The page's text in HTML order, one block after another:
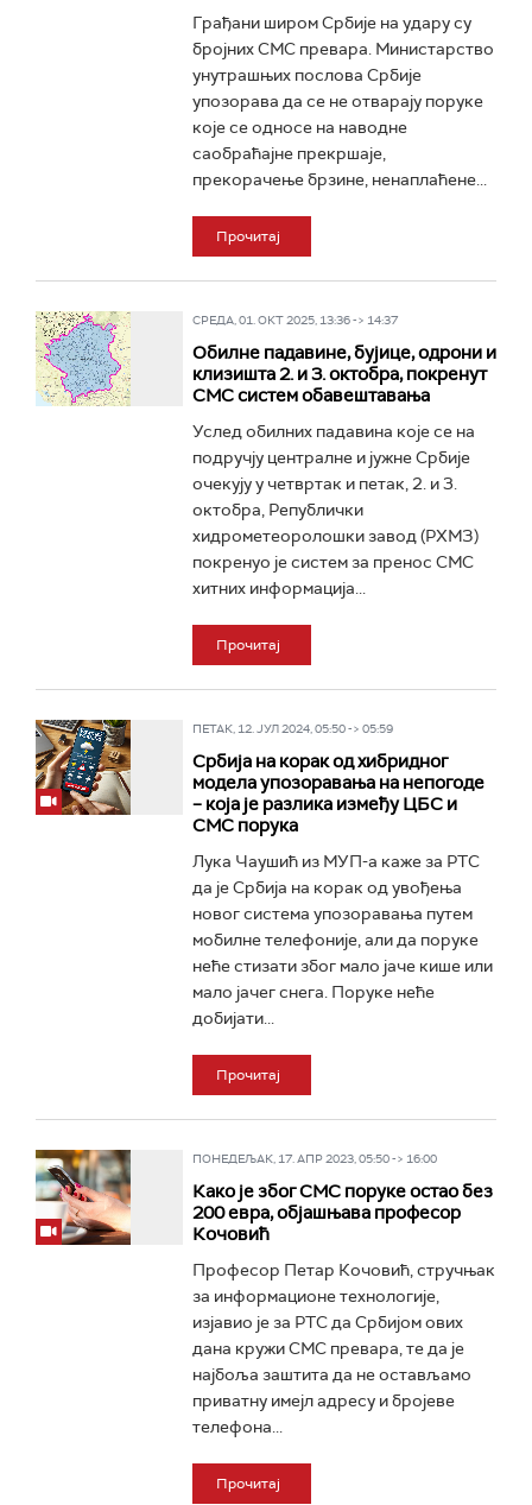
Грађани широм Србије на удару су
бројних СМС превара. Министарство
унутрашњих послова Србије
упозорава да се не отварају поруке
које се односе на наводне
саобраћајне прекршаје,
прекорачење брзине, ненаплаћене...
Прочитај
СРЕДА, 01. ОКТ 2025, 13:36 -> 14:37
Обилне падавине, бујице, одрони и
клизишта 2. и 3. октобра, покренут
СМС систем обавештавања
Услед обилних падавина које се на
подручју централне и јужне Србије
очекују у четвртак и петак, 2. и 3.
октобра, Републички
хидрометеоролошки завод (РХМЗ)
покренуо је систем за пренос СМС
хитних информација...
Прочитај
ПЕТАК, 12. ЈУЛ 2024, 05:50 -> 05:59
Србија на корак од хибридног
модела упозоравања на непогоде
– која је разлика између ЦБС и
СМС порука
Лука Чаушић из МУП-а каже за РТС
да је Србија на корак од увођења
новог система упозоравања путем
мобилне телефоније, али да поруке
неће стизати због мало јаче кише или
мало јачег снега. Поруке неће
добијати...
Прочитај
ПОНЕДЕЉАК, 17. АПР 2023, 05:50 -> 16:00
Како је због СМС поруке остао без
200 евра, објашњава професор
Кочовић
Професор Петар Кочовић, стручњак
за информационе технологије,
изјавио је за РТС да Србијом ових
дана кружи СМС превара, те да је
најбоља заштита да не остављамо
приватну имејл адресу и бројеве
телефона...
Прочитај